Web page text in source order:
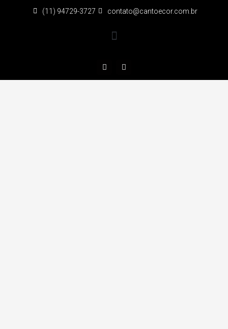
(11) 94729-3727 contato@cantoecor.com.br